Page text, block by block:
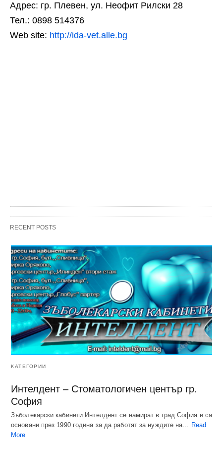
Адрес: гр. Плевен, ул. Неофит Рилски 28
Тел.: 0898 514376
Web site: http://ida-vet.alle.bg
RECENT POSTS
КАТЕГОРИИ
Интелдент – Стоматологичен център гр.
София
Зъболекарски кабинети Интелдент се намират в град София и са
основани през 1990 година за да работят за нуждите на… Read
More